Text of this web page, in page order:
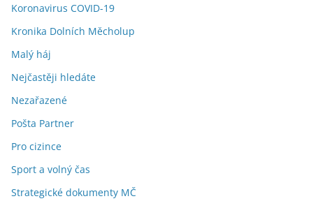
Koronavirus COVID-19
Kronika Dolních Měcholup
Malý háj
Nejčastěji hledáte
Nezařazené
Pošta Partner
Pro cizince
Sport a volný čas
Strategické dokumenty MČ